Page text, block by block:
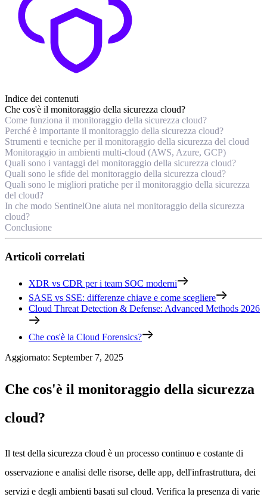
Indice dei contenuti
Che cos'è il monitoraggio della sicurezza cloud?
Come funziona il monitoraggio della sicurezza cloud?
Perché è importante il monitoraggio della sicurezza cloud?
Strumenti e tecniche per il monitoraggio della sicurezza del cloud
Monitoraggio in ambienti multi-cloud (AWS, Azure, GCP)
Quali sono i vantaggi del monitoraggio della sicurezza cloud?
Quali sono le sfide del monitoraggio della sicurezza cloud?
Quali sono le migliori pratiche per il monitoraggio della sicurezza
del cloud?
In che modo SentinelOne aiuta nel monitoraggio della sicurezza
cloud?
Conclusione
Articoli correlati
XDR vs CDR per i team SOC moderni
SASE vs SSE: differenze chiave e come scegliere
Cloud Threat Detection & Defense: Advanced Methods 2026
Che cos'è la Cloud Forensics?
Aggiornato: September 7, 2025
Che cos'è il monitoraggio della sicurezza
cloud?
Il test della sicurezza cloud è un processo continuo e costante di
osservazione e analisi delle risorse, delle app, dell'infrastruttura, dei
servizi e degli ambienti basati sul cloud. Verifica la presenza di varie